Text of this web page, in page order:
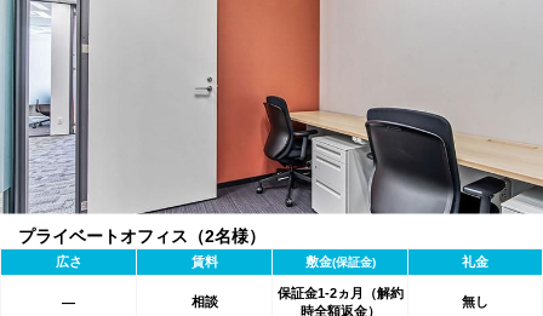
プライベートオフィス（2名様）
広さ 賃料 敷金(保証金) 礼金
― 相談
保証金1-2ヵ月（解約
時全額返金）
無し